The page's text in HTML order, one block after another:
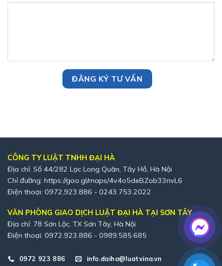
CÔNG TY LUẬT TNHH ĐẠI HÀ
Địa chỉ: Số 44/282 Lạc Long Quân, Tây Hồ, Hà Nội
Chỉ đường: https://goo.gl/maps/4v4o5deBZob33nvL6
Điện thoại: 0972.923.886 - 0243.753.2022
VĂN PHÒNG GIAO DỊCH LUẬT ĐẠI HÀ TẠI SƠN TÂY
Địa chỉ: 78 Sơn Lộc, TX Sơn Tây, Hà Nội
Điện thoại: 0972.923.886 - 0989.585.685
0972 923 886 info.daiha@luatvina.vn